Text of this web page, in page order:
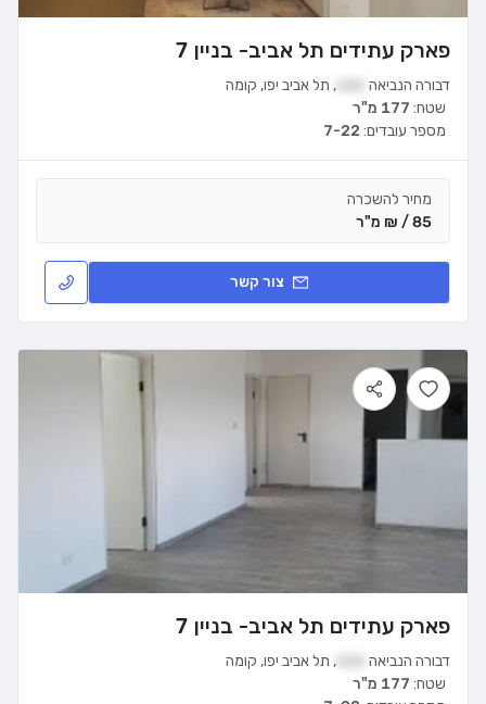
פארק עתידים תל אביב- בניין 7
דבורה הנביאה , תל אביב יפו, קומה
שטח: 177 מ"ר
מספר עובדים: 7-22
מחיר להשכרה
85 / ₪ מ"ר
צור קשר
פארק עתידים תל אביב- בניין 7
דבורה הנביאה , תל אביב יפו, קומה
שטח: 177 מ"ר